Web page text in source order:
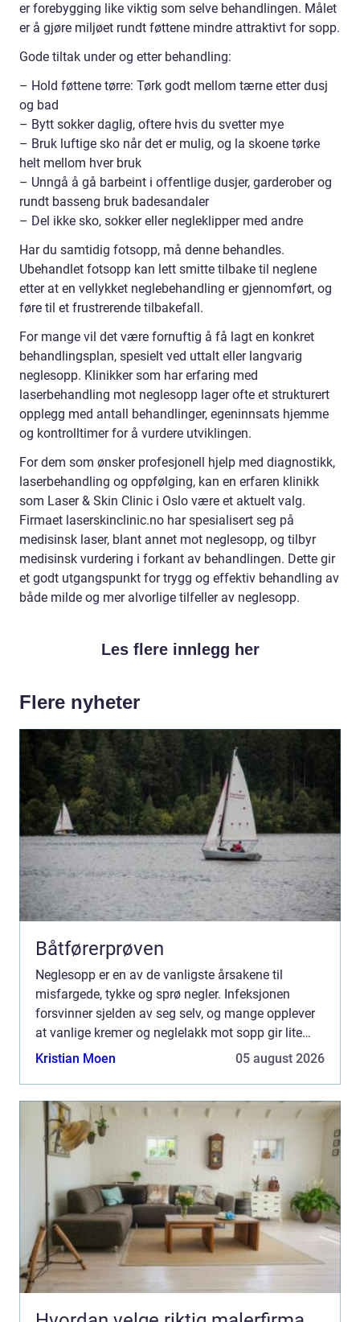
er forebygging like viktig som selve behandlingen. Målet
er å gjøre miljøet rundt føttene mindre attraktivt for sopp.
Gode tiltak under og etter behandling:
– Hold føttene tørre: Tørk godt mellom tærne etter dusj
og bad
– Bytt sokker daglig, oftere hvis du svetter mye
– Bruk luftige sko når det er mulig, og la skoene tørke
helt mellom hver bruk
– Unngå å gå barbeint i offentlige dusjer, garderober og
rundt basseng bruk badesandaler
– Del ikke sko, sokker eller negleklipper med andre
Har du samtidig fotsopp, må denne behandles.
Ubehandlet fotsopp kan lett smitte tilbake til neglene
etter at en vellykket neglebehandling er gjennomført, og
føre til et frustrerende tilbakefall.
For mange vil det være fornuftig å få lagt en konkret
behandlingsplan, spesielt ved uttalt eller langvarig
neglesopp. Klinikker som har erfaring med
laserbehandling mot neglesopp lager ofte et strukturert
opplegg med antall behandlinger, egeninnsats hjemme
og kontrolltimer for å vurdere utviklingen.
For dem som ønsker profesjonell hjelp med diagnostikk,
laserbehandling og oppfølging, kan en erfaren klinikk
som Laser & Skin Clinic i Oslo være et aktuelt valg.
Firmaet laserskinclinic.no har spesialisert seg på
medisinsk laser, blant annet mot neglesopp, og tilbyr
medisinsk vurdering i forkant av behandlingen. Dette gir
et godt utgangspunkt for trygg og effektiv behandling av
både milde og mer alvorlige tilfeller av neglesopp.
Les flere innlegg her
Flere nyheter
Båtførerprøven
Neglesopp er en av de vanligste årsakene til
misfargede, tykke og sprø negler. Infeksjonen
forsvinner sjelden av seg selv, og mange opplever
at vanlige kremer og neglelakk mot sopp gir lite
eller ingen effekt. En målrettet og riktig valgt
Kristian Moen 05 august 2026